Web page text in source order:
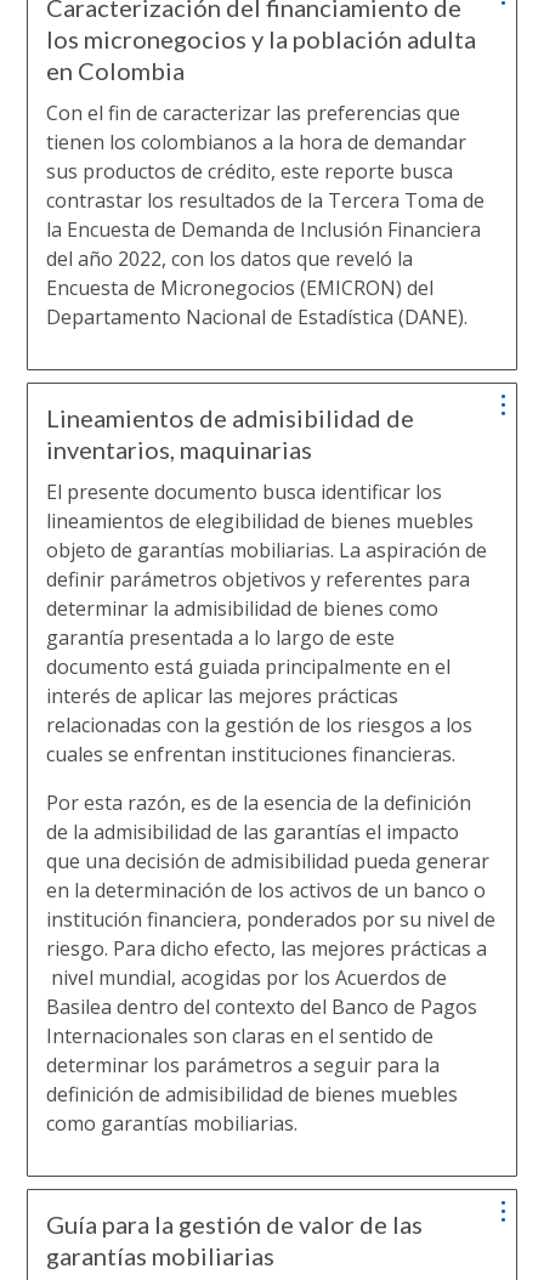
Caracterización del financiamiento de
los micronegocios y la población adulta
en Colombia
Con el fin de caracterizar las preferencias que
tienen los colombianos a la hora de demandar
sus productos de crédito, este reporte busca
contrastar los resultados de la Tercera Toma de
la Encuesta de Demanda de Inclusión Financiera
del año 2022, con los datos que reveló la
Encuesta de Micronegocios (EMICRON) del
Departamento Nacional de Estadística (DANE).
Lineamientos de admisibilidad de
inventarios, maquinarias
El presente documento busca identificar los
lineamientos de elegibilidad de bienes muebles
objeto de garantías mobiliarias. La aspiración de
definir parámetros objetivos y referentes para
determinar la admisibilidad de bienes como
garantía presentada a lo largo de este
documentoestá guiada principalmente en el
interés de aplicar las mejores prácticas
relacionadas con la gestión de los riesgos a los
cuales se enfrentan instituciones financieras.
Por esta razón, es de la esencia de la definición
de la admisibilidad de las garantías el impacto
que una decisión de admisibilidad pueda generar
en la determinación de los activos de un banco o
institución financiera, ponderados por su nivel de
riesgo. Para dicho efecto, las mejores prácticasa
nivel mundial, acogidas por los Acuerdos de
Basilea dentro del contexto del Banco de Pagos
Internacionales son claras en el sentido de
determinar los parámetros a seguir para la
definición de admisibilidad de bienes muebles
como garantías mobiliarias.
Guía para la gestión de valor de las
garantías mobiliarias